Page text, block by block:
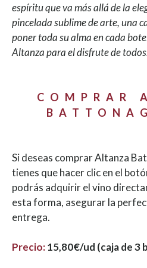
espíritu que va más allá de la
pincelada sublime de arte, una
poner toda su alma en cada
Altanza para el disfrute de
COMPRAR
Si deseas comprar Altanza
tienes que hacer clic en el
podrás adquirir el vino
esta forma, asegurar la
entrega.
Precio:15,80€/ud (caja de 3